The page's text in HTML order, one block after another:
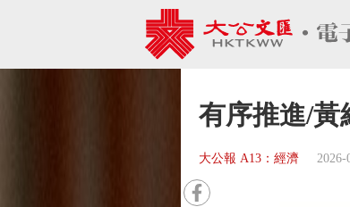
有序推進/黃
大公報 A13：經濟 2026-